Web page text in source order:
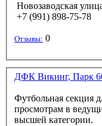
Новозаводская
+7 (991) 898-75-78
Отзывы: 0
ДФК Викинг, Парк
Футбольная секция
просмотрам в
высшей категории.